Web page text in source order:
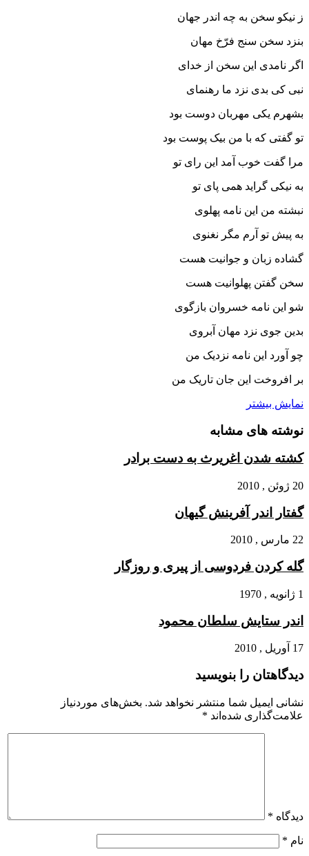
ز نیکو سخن به چه اندر جهان
بنزد سخن سنج فرّخ مهان‏
اگر نامدى این سخن از خداى
نبى کى بدى نزد ما رهنماى
بشهرم یکى مهربان دوست بود
تو گفتى که با من بیک پوست بود
مرا گفت خوب آمد این راى تو
به نیکى گراید همى پاى تو
نبشته من این نامه پهلوى
به پیش تو آرم مگر نغنوى‏
گشاده زبان و جوانیت هست
سخن گفتن پهلوانیت هست‏
شو این نامه خسروان بازگوى
بدین جوى نزد مهان آبروى‏
چو آورد این نامه نزدیک من
بر افروخت این جان تاریک من‏
نمایش بیشتر
نوشته های مشابه
کشته شدن اغریرث به دست برادر
20 ژوئن , 2010
گفتار اندر آفرینش گیهان‏
22 مارس , 2010
گله کردن فردوسى از پیرى و روزگار
1 ژانویه , 1970
اندر ستایش سلطان محمود
17 آوریل , 2010
دیدگاهتان را بنویسید
نشانی ایمیل شما منتشر نخواهد شد. بخش‌های موردنیاز
علامت‌گذاری شده‌اند *
دیدگاه *
نام *